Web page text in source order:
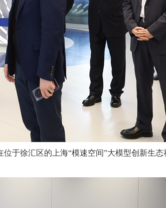
于徐汇区的上海“模速空间”大模型创新生态